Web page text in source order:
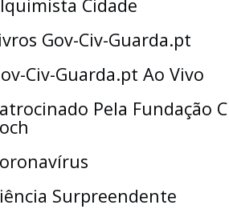
Cidade
Gov-Civ-Guarda.pt
Civ-Guarda.pt Ao Vivo
Pela Fundação
Surpreendente